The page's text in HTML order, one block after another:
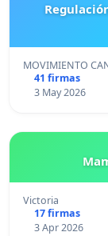
MOVIMIENTO
41 firmas
3 May 2026
Victoria
17 firmas
3 Apr 2026